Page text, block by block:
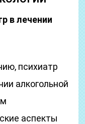
в лечении
психиатр
алкогольной
аспекты